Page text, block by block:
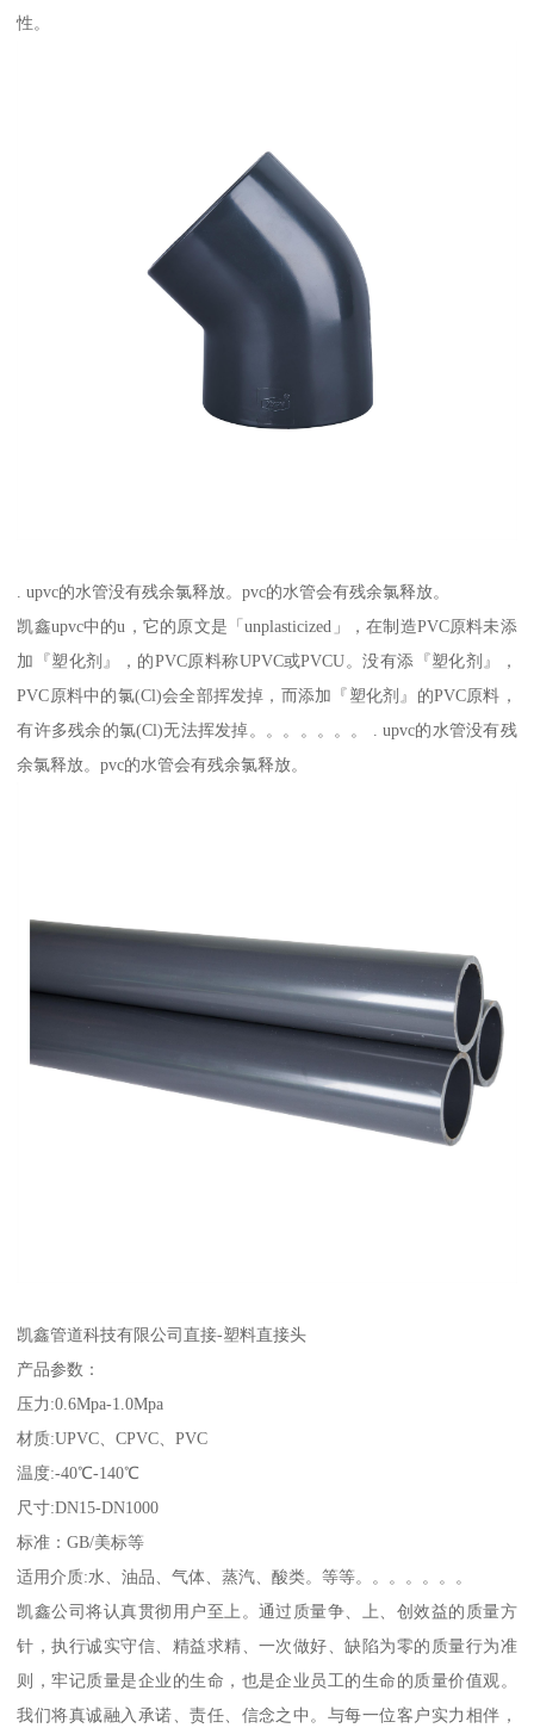
性。
. upvc的水管没有残余氯释放。pvc的水管会有残余氯释放。
凯鑫upvc中的u，它的原文是「unplasticized」，在制造PVC原料未添
加『塑化剂』，的PVC原料称UPVC或PVCU。没有添『塑化剂』，
PVC原料中的氯(Cl)会全部挥发掉，而添加『塑化剂』的PVC原料，
有许多残余的氯(Cl)无法挥发掉。。。。。。。 . upvc的水管没有残
余氯释放。pvc的水管会有残余氯释放。
凯鑫管道科技有限公司直接-塑料直接头
产品参数：
压力:0.6Mpa-1.0Mpa
材质:UPVC、CPVC、PVC
温度:-40℃-140℃
尺寸:DN15-DN1000
标准：GB/美标等
适用介质:水、油品、气体、蒸汽、酸类。等等。。。。。。。
凯鑫公司将认真贯彻用户至上。通过质量争、上、创效益的质量方
针，执行诚实守信、精益求精、一次做好、缺陷为零的质量行为准
则，牢记质量是企业的生命，也是企业员工的生命的质量价值观。
我们将真诚融入承诺、责任、信念之中。与每一位客户实力相伴，